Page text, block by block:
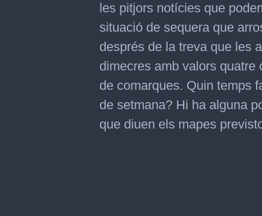
les pitjors notícies que
situació de sequera que
després de la treva que les
dimecres amb valors
de comarques. Quin temps
de setmana? Hi ha alguna
que diuen els mapes